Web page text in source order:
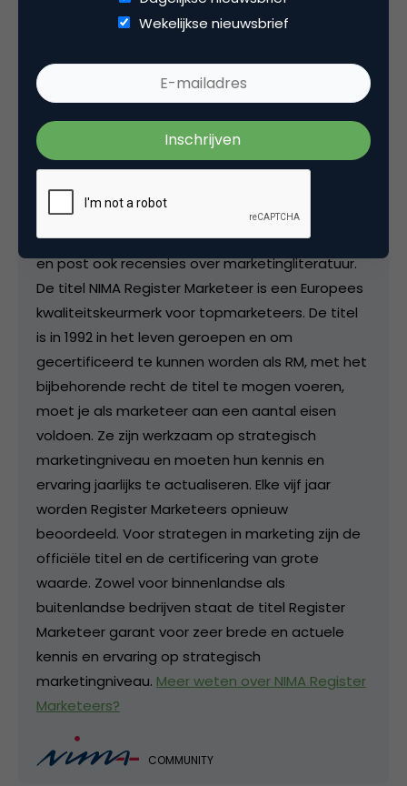
RM bijNIMA
In Nederland zijn ongeveer 130 mensen Register
Marketeer. Een aantal van hen blogt (via
Marketingfacts en NIMA.nl) over ontwikkelingen in
marketing, events over strategische marketing
en post ook recensies over marketingliteratuur.
De titel NIMA Register Marketeer is een Europees
kwaliteitskeurmerk voor topmarketeers. De titel
is in 1992 in het leven geroepen en om
gecertificeerd te kunnen worden als RM, met het
bijbehorende recht de titel te mogen voeren,
moet je als marketeer aan een aantal eisen
voldoen. Ze zijn werkzaam op strategisch
marketingniveau en moeten hun kennis en
ervaring jaarlijks te actualiseren. Elke vijf jaar
worden Register Marketeers opnieuw
beoordeeld. Voor strategen in marketing zijn de
officiële titel en de certificering van grote
waarde. Zowel voor binnenlandse als
buitenlandse bedrijven staat de titel Register
Marketeer garant voor zeer brede en actuele
kennis en ervaring op strategisch
marketingniveau. Meer weten over NIMA Register
Marketeers?
COMMUNITY
Wekelijkse nieuwsbrief